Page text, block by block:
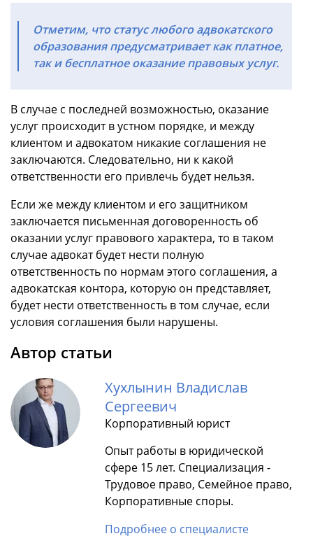
Отметим, что статус любого адвокатского
образования предусматривает как платное,
так и бесплатное оказание правовых услуг.
В случае с последней возможностью, оказание
услуг происходит в устном порядке, и между
клиентом и адвокатом никакие соглашения не
заключаются. Следовательно, ни к какой
ответственности его привлечь будет нельзя.
Если же между клиентом и его защитником
заключается письменная договоренность об
оказании услуг правового характера, то в таком
случае адвокат будет нести полную
ответственность по нормам этого соглашения, а
адвокатская контора, которую он представляет,
будет нести ответственность в том случае, если
условия соглашения были нарушены.
Автор статьи
Хухлынин Владислав
Сергеевич
Корпоративный юрист
Опыт работы в юридической
сфере 15 лет. Специализация -
Трудовое право, Семейное право,
Корпоративные споры.
Подробнее о специалисте